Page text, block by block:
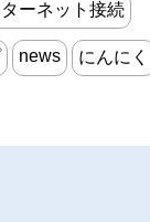
ーネット接続
news にんにく